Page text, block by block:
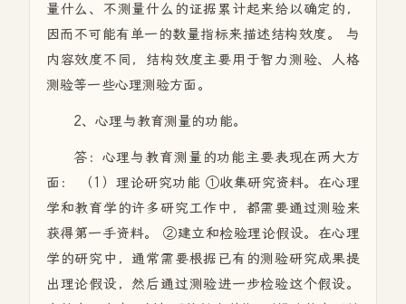
量什么、不测量什么的证据累计起来给以确定的，
因而不可能有单一的数量指标来描述结构效度。 与
内容效度不同，结构效度主要用于智力测验、人格
测验等一些心理测验方面。
2、心理与教育测量的功能。
答：心理与教育测量的功能主要表现在两大方
面： （1）理论研究功能 ①收集研究资料。在心理
学和教育学的许多研究工作中，都需要通过测验来
获得第一手资料。 ②建立和检验理论假设。在心理
学的研究中，通常需要根据已有的测验研究成果提
出理论假设，然后通过测验进一步检验这个假设。